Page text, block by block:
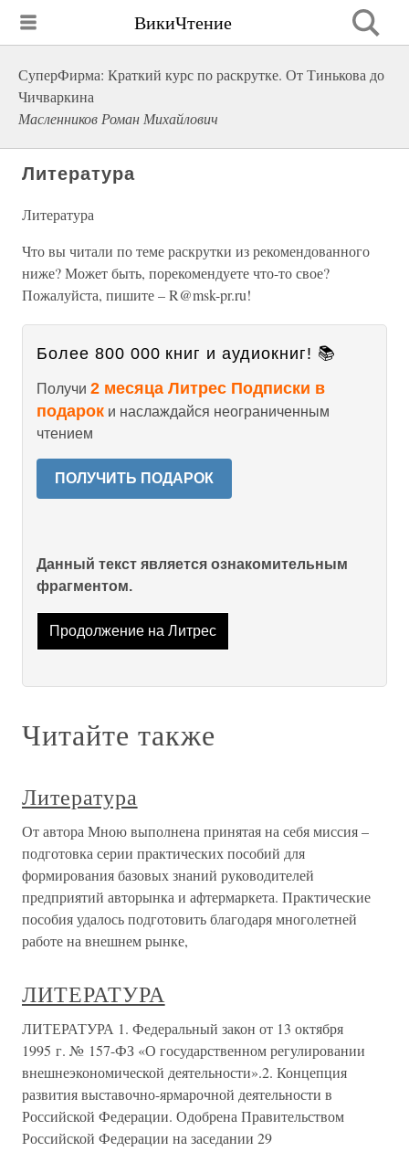
ВикиЧтение
СуперФирма: Краткий курс по раскрутке. От Тинькова до
Чичваркина
Масленников Роман Михайлович
Литература
Литература
Что вы читали по теме раскрутки из рекомендованного
ниже? Может быть, порекомендуете что-то свое?
Пожалуйста, пишите – R@msk-pr.ru!
Более 800 000 книг и аудиокниг! 📚
Получи 2 месяца Литрес Подписки в
подарок и наслаждайся неограниченным
чтением
ПОЛУЧИТЬ ПОДАРОК
Данный текст является ознакомительным
фрагментом.
Продолжение на Литрес
Читайте также
Литература
От автора Мною выполнена принятая на себя миссия –
подготовка серии практических пособий для
формирования базовых знаний руководителей
предприятий авторынка и афтермаркета. Практические
пособия удалось подготовить благодаря многолетней
работе на внешнем рынке,
ЛИТЕРАТУРА
ЛИТЕРАТУРА 1. Федеральный закон от 13 октября
1995 г. № 157-ФЗ «О государственном регулировании
внешнеэкономической деятельности».2. Концепция
развития выставочно-ярмарочной деятельности в
Российской Федерации. Одобрена Правительством
Российской Федерации на заседании 29